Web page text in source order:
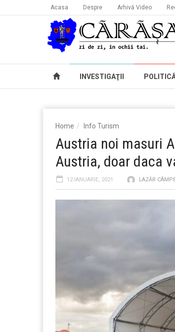
Acasa Despre Arhivă Video
INVESTIGAŢII
Home Info Turism
Austria noi masuri
Austria, doar daca
12 IANUARIE, 2021 LAZĂR